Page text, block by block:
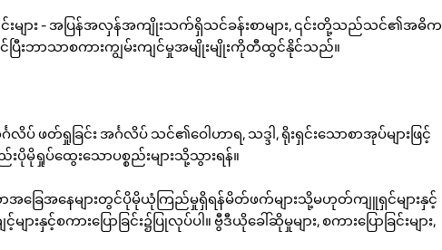
များ - အပြန်အလှန်အကျိုးသက်ရှိသင်ခန်းစာများ, ၎င်းတို့သည်သင်၏အဓိက
ြီးဘာသာစကားကျွမ်းကျင်မှုအမျိုးမျိုးကိုတီထွင်နိုင်သည်။
လိပ် ဖတ်ရှုခြင်း အင်္ဂလိပ် သင်၏ဝေါဟာရ, သဒ္ဒါ, ရိုးရှင်းသောစာအုပ်များဖြင့်
မိုရှုပ်ထွေးသောပစ္စည်းများသို့သွားရန်။
အခြေအနေများတွင်ပိုမိုယုံကြည်မှုရှိရန်မိတ်ဖက်များသို့မဟုတ်ကျူရှင်များနှင့်
ကားပြောခြင်း၌ပြုလုပ်ပါ။ ဗွီဒီယိုခေါ်ဆိုမှုများ, စကားပြောခြင်းများ,